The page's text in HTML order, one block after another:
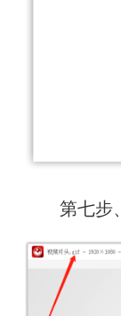
第七步、